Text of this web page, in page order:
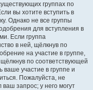
группах по
вы хотите вступить в
Однако не все группы
для вступления в
Если группа
в ней, щёлкнув по
на участие в группе,
по соответствующей
ваше участие в группе и
Пожалуйста, не
запрос; у него могут